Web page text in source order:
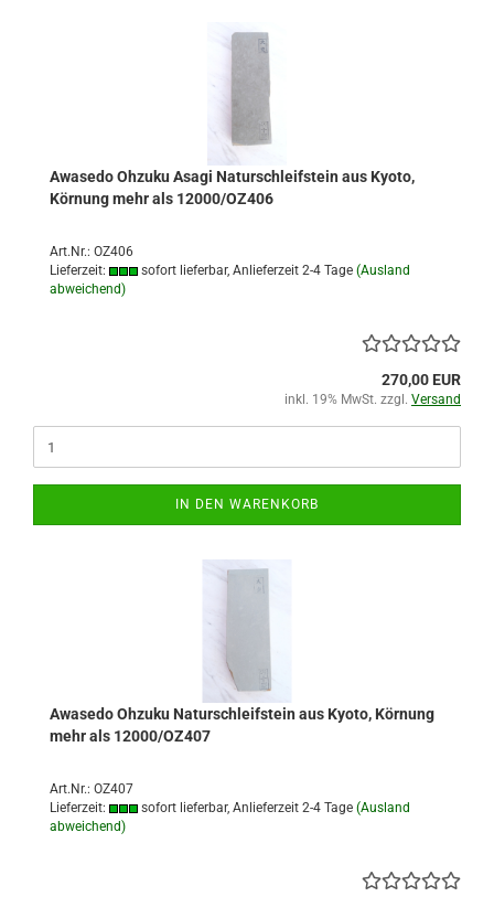
Awasedo Ohzuku Asagi Naturschleifstein aus Kyoto,
Körnung mehr als 12000/OZ406
Art.Nr.: OZ406
Lieferzeit:
sofort lieferbar, Anlieferzeit 2-4 Tage (Ausland
abweichend)
270,00 EUR
inkl. 19% MwSt. zzgl. Versand
IN DEN WARENKORB
Awasedo Ohzuku Naturschleifstein aus Kyoto, Körnung
mehr als 12000/OZ407
Art.Nr.: OZ407
Lieferzeit:
sofort lieferbar, Anlieferzeit 2-4 Tage (Ausland
abweichend)